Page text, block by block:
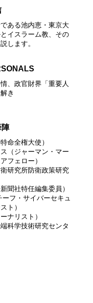
ある池内恵・東京⼤
イスラーム教、その
します。
、政官財界「重要人
き
陣
命全権大使）
（ジャーマン・マー
フェロー）
研究所防衛政策研究
聞社特任編集委員）
フ・サイバーセキュ
ト）
ナリスト）
科学技術研究センタ